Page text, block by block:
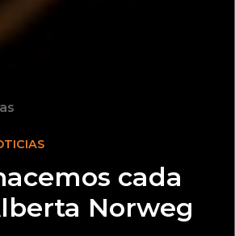
cada
Norweg